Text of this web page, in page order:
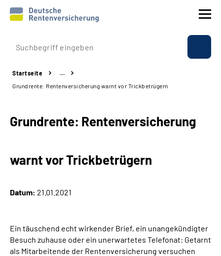
Prävention
Reha
Experten
Über uns & Presse
Suche
Startseite
…
Grundrente: Rentenversicherung warnt vor Trickbetrügern
Grundrente: Rentenversicherung
warnt vor Trickbetrügern
Datum: 21.01.2021
Ein täuschend echt wirkender Brief, ein unangekündigter
Besuch zuhause oder ein unerwartetes Telefonat: Getarnt
als Mitarbeitende der Rentenversicherung versuchen